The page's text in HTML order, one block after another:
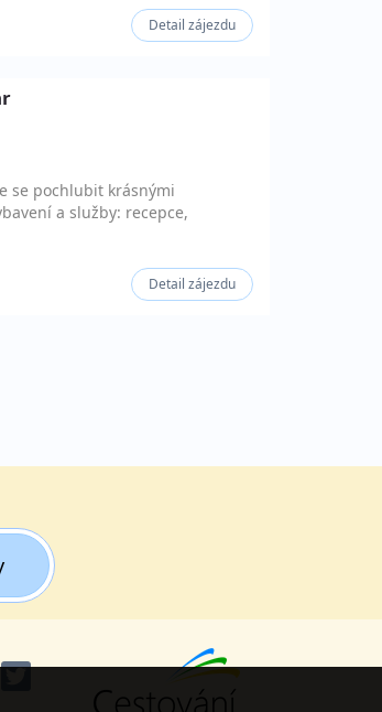
Detail zájezdu
se pochlubit krásnými
a služby: recepce,
Detail zájezdu